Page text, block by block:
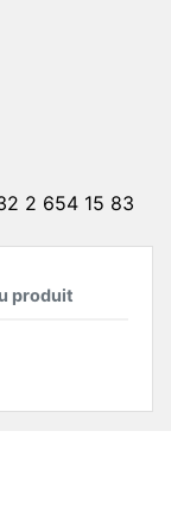
2 654 15 83
produit